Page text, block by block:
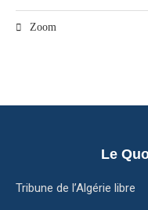
Zoom
Le
Tribune de l’Algérie libre